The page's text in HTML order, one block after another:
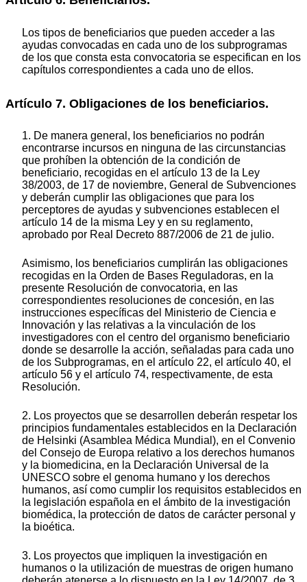
Los tipos de beneficiarios que pueden acceder a las
ayudas convocadas en cada uno de los subprogramas
de los que consta esta convocatoria se especifican en los
capítulos correspondientes a cada uno de ellos.
Artículo 7. Obligaciones de los beneficiarios.
1. De manera general, los beneficiarios no podrán
encontrarse incursos en ninguna de las circunstancias
que prohíben la obtención de la condición de
beneficiario, recogidas en el artículo 13 de la Ley
38/2003, de 17 de noviembre, General de Subvenciones
y deberán cumplir las obligaciones que para los
perceptores de ayudas y subvenciones establecen el
artículo 14 de la misma Ley y en su reglamento,
aprobado por Real Decreto 887/2006 de 21 de julio.
Asimismo, los beneficiarios cumplirán las obligaciones
recogidas en la Orden de Bases Reguladoras, en la
presente Resolución de convocatoria, en las
correspondientes resoluciones de concesión, en las
instrucciones específicas del Ministerio de Ciencia e
Innovación y las relativas a la vinculación de los
investigadores con el centro del organismo beneficiario
donde se desarrolle la acción, señaladas para cada uno
de los Subprogramas, en el artículo 22, el artículo 40, el
artículo 56 y el artículo 74, respectivamente, de esta
Resolución.
2. Los proyectos que se desarrollen deberán respetar los
principios fundamentales establecidos en la Declaración
de Helsinki (Asamblea Médica Mundial), en el Convenio
del Consejo de Europa relativo a los derechos humanos
y la biomedicina, en la Declaración Universal de la
UNESCO sobre el genoma humano y los derechos
humanos, así como cumplir los requisitos establecidos en
la legislación española en el ámbito de la investigación
biomédica, la protección de datos de carácter personal y
la bioética.
3. Los proyectos que impliquen la investigación en
humanos o la utilización de muestras de origen humano